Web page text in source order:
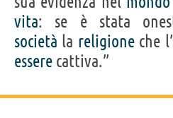
vita: se è stata
società la religioneche
essere cattiva.”